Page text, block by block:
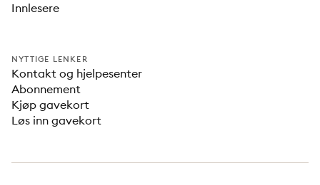
Innlesere
NYTTIGE LENKER
Kontakt og hjelpesenter
Abonnement
Kjøp gavekort
Løs inn gavekort